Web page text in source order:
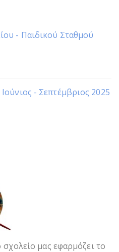
- Παιδικού Σταθμού
- Σεπτέμβριος 2025
μας εφαρμόζει το